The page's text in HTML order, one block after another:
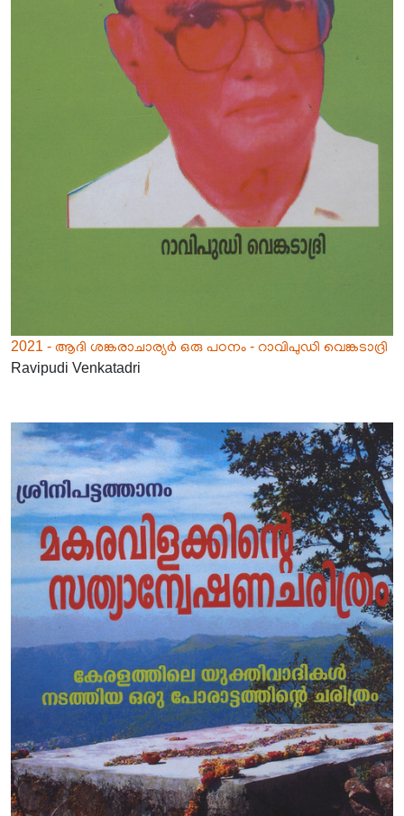
2021 - ആദി ശങ്കരാചാര്യർ ഒരു പഠനം - റാവിപുഡി വെങ്കടാദ്രി
Ravipudi Venkatadri